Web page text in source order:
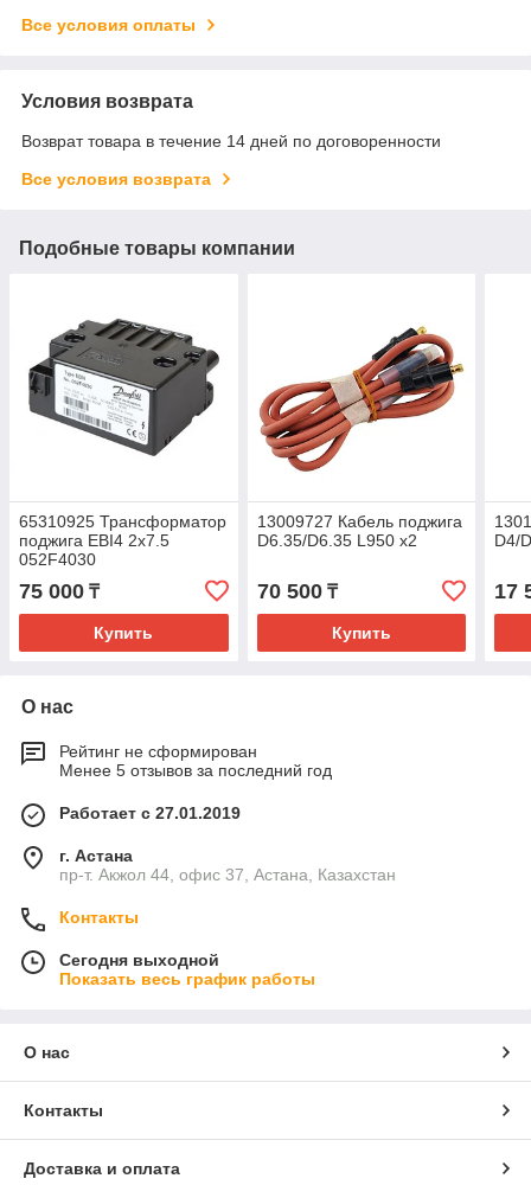
Все условия оплаты
Условия возврата
Возврат товара в течение 14 дней по договоренности
Все условия возврата
Подобные товары компании
65310925 Трансформатор
поджига EBI4 2x7.5
052F4030
75 000 ₸
Купить
13009727 Кабель поджига
D6.35/D6.35 L950 x2
70 500₸
Купить
D4/
17
О нас
Рейтинг не сформирован
Менее 5 отзывов за последний год
Работает с 27.01.2019
г. Астана
пр-т. Акжол 44, офис 37, Астана, Казахстан
Контакты
Сегодня выходной
Показать весь график работы
О нас
Контакты
Доставка и оплата